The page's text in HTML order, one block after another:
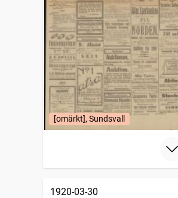
[omärkt], Sundsvall
1920-03-30